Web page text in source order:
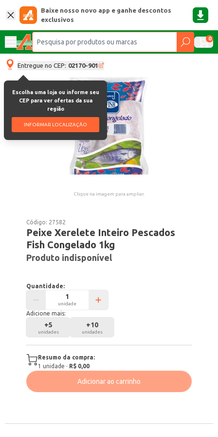
Baixe nosso novo app e ganhe descontos
exclusivos
0
Entregue no CEP: 02170-901
Escolha uma loja ou informe seu
CEP para ver ofertas da sua
região
INFORMAR LOCALIZAÇÃO
Clique na imagem para ampliar.
Código: 27582
Peixe Xerelete Inteiro Pescados
Fish Congelado 1kg
Produto indisponível
Quantidade:
unidade
Adicione mais:
+5
unidades
+10
unidades
Resumo da compra:
1 unidade · R$ 0,00
Adicionar ao carrinho